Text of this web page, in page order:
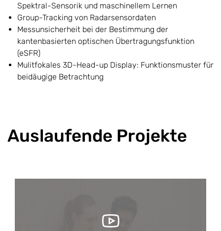
Spektral-Sensorik und maschinellem Lernen
Group-Tracking von Radarsensordaten
Messunsicherheit bei der Bestimmung der
kantenbasierten optischen Übertragungsfunktion
(eSFR)
Mulitfokales 3D-Head-up Display: Funktionsmuster für
beidäugige Betrachtung
Auslaufende Projekte